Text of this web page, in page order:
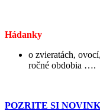
Hádanky
o zvieratách,
ročné obdobia ….
POZRITE SI